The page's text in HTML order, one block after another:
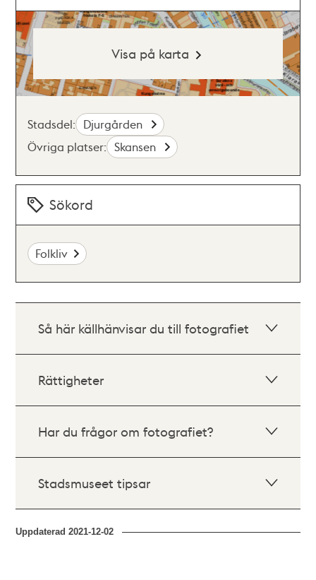
Visa på karta
Stadsdel: Djurgården
Övriga platser: Skansen
Sökord
Folkliv
Så här källhänvisar du till fotografiet
Rättigheter
Har du frågor om fotografiet?
Stadsmuseet tipsar
Uppdaterad2021-12-02